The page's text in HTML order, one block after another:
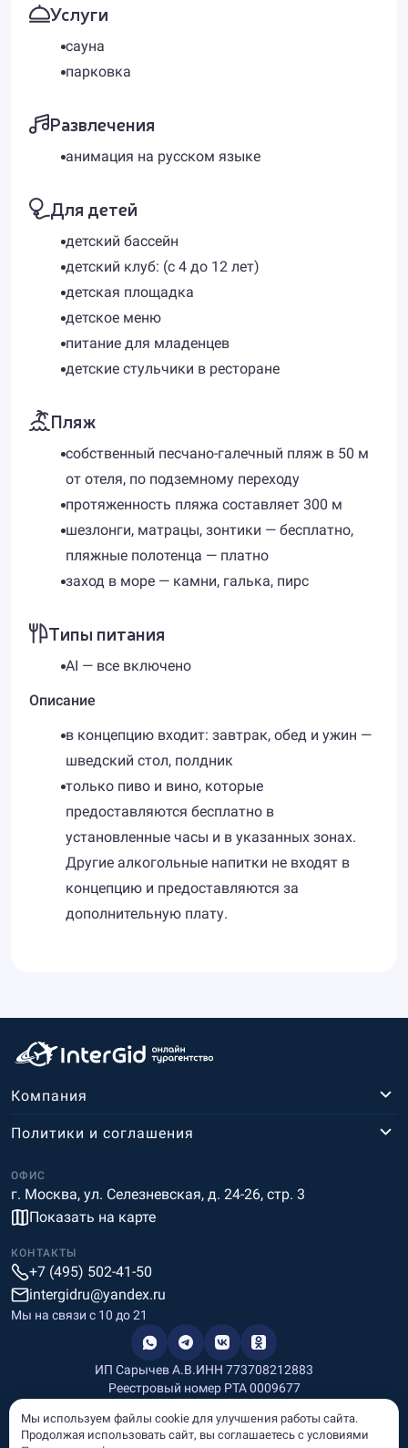
Услуги
сауна
парковка
Развлечения
анимация на русском языке
Для детей
детский бассейн
детский клуб: (с 4 до 12 лет)
детская площадка
детское меню
питание для младенцев
детские стульчики в ресторане
Пляж
собственный песчано-галечный пляж в 50 м
от отеля, по подземному переходу
протяженность пляжа составляет 300 м
шезлонги, матрацы, зонтики — бесплатно,
пляжные полотенца — платно
заход в море — камни, галька, пирс
Типы питания
AI — все включено
Описание
в концепцию входит: завтрак, обед и ужин —
шведский стол, полдник
только пиво и вино, которые
предоставляются бесплатно в
установленные часы и в указанных зонах.
Другие алкогольные напитки не входят в
концепцию и предоставляются за
дополнительную плату.
Компания
ОФИС
г. Москва, ул. Селезневская, д. 24-26, стр. 3
Показать на карте
Политики и соглашения
КОНТАКТЫ
+7 (495) 502-41-50
intergidru@yandex.ru
Мы на связи c 10 до 21
ИП Сарычев А.В.ИНН 773708212883
Реестровый номер РТА 0009677
Информация, размещённая на сайте, носит информационный
Мы используем файлы cookie для улучшения работы сайта.
Продолжая использовать сайт, вы соглашаетесь с условиями